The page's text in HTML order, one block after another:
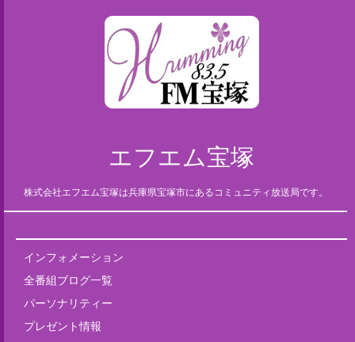
エフエム宝塚
株式会社エフエム宝塚は兵庫県宝塚市にあるコミュニティ放送局です。
インフォメーション
全番組ブログ一覧
パーソナリティー
プレゼント情報